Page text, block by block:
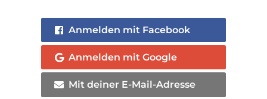
Anmelden mit Facebook
Anmelden mit Google
Mit deiner E-Mail-Adresse